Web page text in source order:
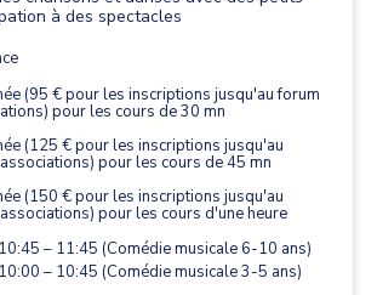
à des spectacles
(95 € pour les inscriptions jusqu'au forum
pour les cours de 30 mn
(125 € pour les inscriptions jusqu'au
pour les cours de 45 mn
(150 € pour les inscriptions jusqu'au
pour les cours d'une heure
– 11:45 (Comédie musicale 6-10 ans)
– 10:45 (Comédie musicale 3-5 ans)